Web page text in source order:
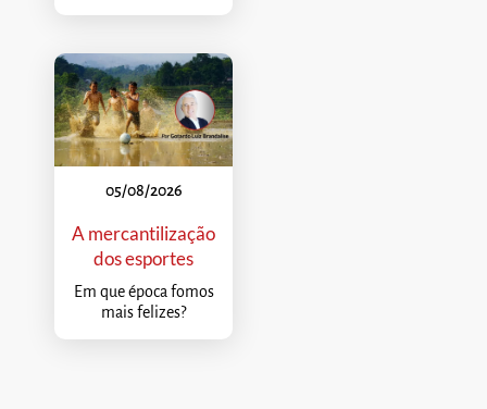
05/08/2026
A mercantilização
dos esportes
Em que época fomos
mais felizes?